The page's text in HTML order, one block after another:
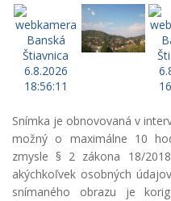
Snímka je obnovovaná v
možný o maximálne 10
zmysle § 2 zákona 18/
akýchkoľvek osobných
snímaného obrazu je